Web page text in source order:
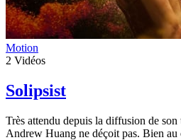
Motion
2 Vidéos
Solipsist
Très attendu depuis la diffusion de
Andrew Huang ne déçoit pas. Bien au